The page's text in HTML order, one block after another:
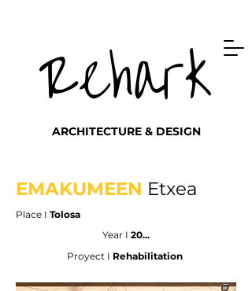
Rehark
ARCHITECTURE & DESIGN
EMAKUMEEN Etxea
Place I Tolosa
Year I 20...
Proyect I Rehabilitation